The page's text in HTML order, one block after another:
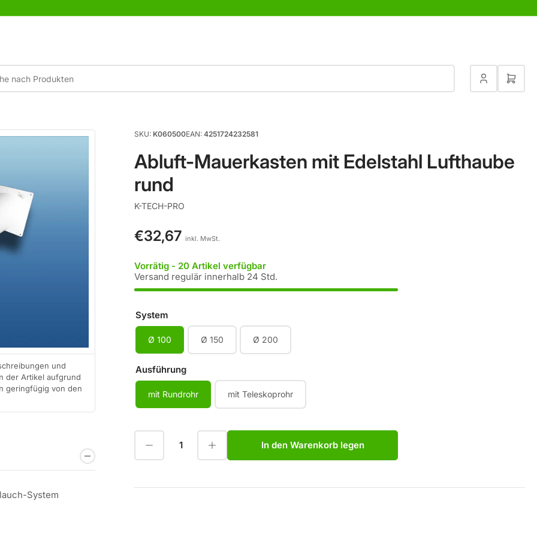
AnmeldenMini-
und
der Artikel aufgrund
geringfügig von den
SKU: K060500EAN: 4251724232581
Abluft-Mauerkasten mit Edelstahl Lufthaube
rund
K-TECH-PRO
Normaler
€32,67 inkl. MwSt.
Vorrätig - 20 Artikel verfügbar
Versand regulär innerhalb 24 Std.
System
Ø 100 Ø 150 Ø 200
Ausführung
mit Rundrohr mit Teleskoprohr
Menge reduzieren für Abluft-Mauerkasten mit Edelstahl Lufthaube rund
Anzahl Menge erhöhen für Abluft-Mauerkasten mit Edelstahl Lufthaube rund In den Warenkorb legen
System